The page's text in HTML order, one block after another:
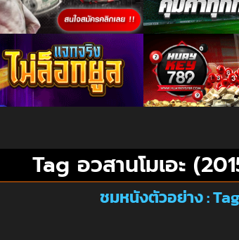
Tag อวสานโมเอะ
ชมหนังตัวอย่าง :